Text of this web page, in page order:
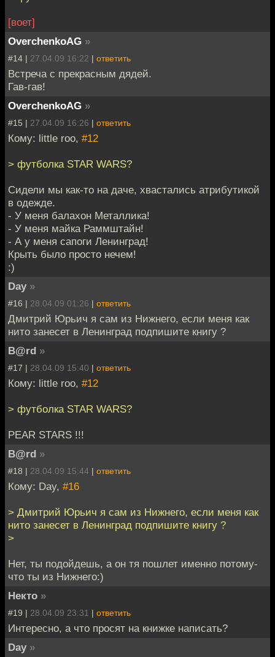
[воет]
OverchenkoAG »
#14 | 27.04.09 16:22 | ответить
Встреча с прекрасным дядей.
Гав-гав!
OverchenkoAG »
#15 | 27.04.09 16:26 | ответить
Кому: little roo, #12
> футболка STAR WARS?
Сидели мы как-то на даче, хвастались атрибутикой
в одежде.
- У меня балахон Металлика!
- У меня майка Раммштайн!
- А у меня сапоги Ленинград!
Крыть было просто нечем!
:)
Day »
#16 | 28.04.09 01:26 | ответить
Дмитрий Юрьич я сам из Нижнего, если меня как
нито занесет в Ленинград подпишите книгу ?
B@rd »
#17 | 28.04.09 15:40 | ответить
Кому: little roo, #12
> футболка STAR WARS?
PEAR STARS !!!
B@rd »
#18 | 28.04.09 15:44 | ответить
Кому: Day, #16
> Дмитрий Юрьич я сам из Нижнего, если меня как
нито занесет в Ленинград подпишите книгу ?
>
Нет, ты подойдешь, а он тя пошлет именно потому-
что ты из Нижнего:)
Некто »
#19 | 28.04.09 23:31 | ответить
Интересно, а что просят на книжке написать?
Day »